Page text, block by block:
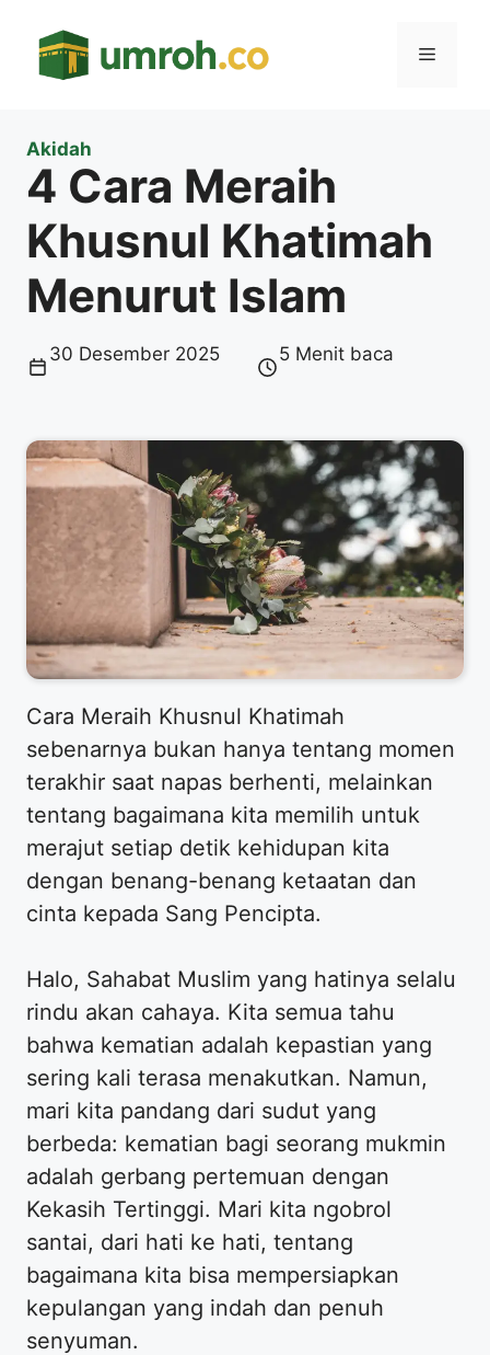
Menu
Akidah
4 Cara Meraih
Khusnul Khatimah
Menurut Islam
30 Desember 2025 5 Menit baca
Cara Meraih Khusnul Khatimah
sebenarnya bukan hanya tentang momen
terakhir saat napas berhenti, melainkan
tentang bagaimana kita memilih untuk
merajut setiap detik kehidupan kita
dengan benang-benang ketaatan dan
cinta kepada Sang Pencipta.
Halo, Sahabat Muslim yang hatinya selalu
rindu akan cahaya. Kita semua tahu
bahwa kematian adalah kepastian yang
sering kali terasa menakutkan. Namun,
mari kita pandang dari sudut yang
berbeda: kematian bagi seorang mukmin
adalah gerbang pertemuan dengan
Kekasih Tertinggi. Mari kita ngobrol
santai, dari hati ke hati, tentang
bagaimana kita bisa mempersiapkan
kepulangan yang indah dan penuh
senyuman.